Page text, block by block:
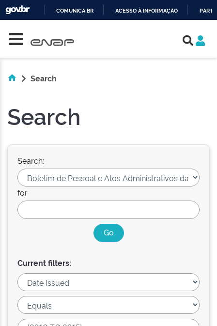
COMUNICA BR ACESSO À INFORMAÇÃO
Search
Search
Search:
for
Current filters: